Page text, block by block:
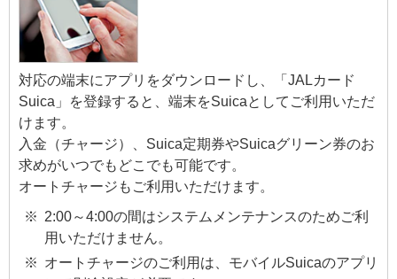
対応の端末にアプリをダウンロードし、「JALカード
Suica」を登録すると、端末をSuicaとしてご利用いただ
けます。
入金（チャージ）、Suica定期券やSuicaグリーン券のお
求めがいつでもどこでも可能です。
オートチャージもご利用いただけます。
2:00～4:00の間はシステムメンテナンスのためご利
用いただけません。
オートチャージのご利用は、モバイルSuicaのアプリ